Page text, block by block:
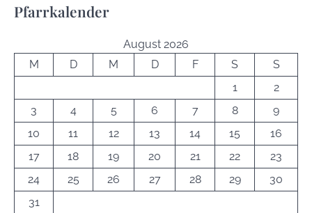
Pfarrkalender
August 2026
M
D M D F S
S
1
2
3
4 5 6 7 8
9
10
11 12 13 14 15
16
17
18 19 20 21 22
23
24
25 26 27 28 29
30
31